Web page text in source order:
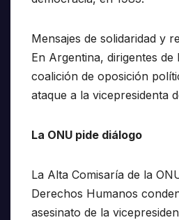
Mensajes de solidaridad y
En Argentina, dirigentes de
coalición de oposición
ataque a la vicepresidenta
La ONU pide diálogo
La Alta Comisaría de la
Derechos Humanos
asesinato de la